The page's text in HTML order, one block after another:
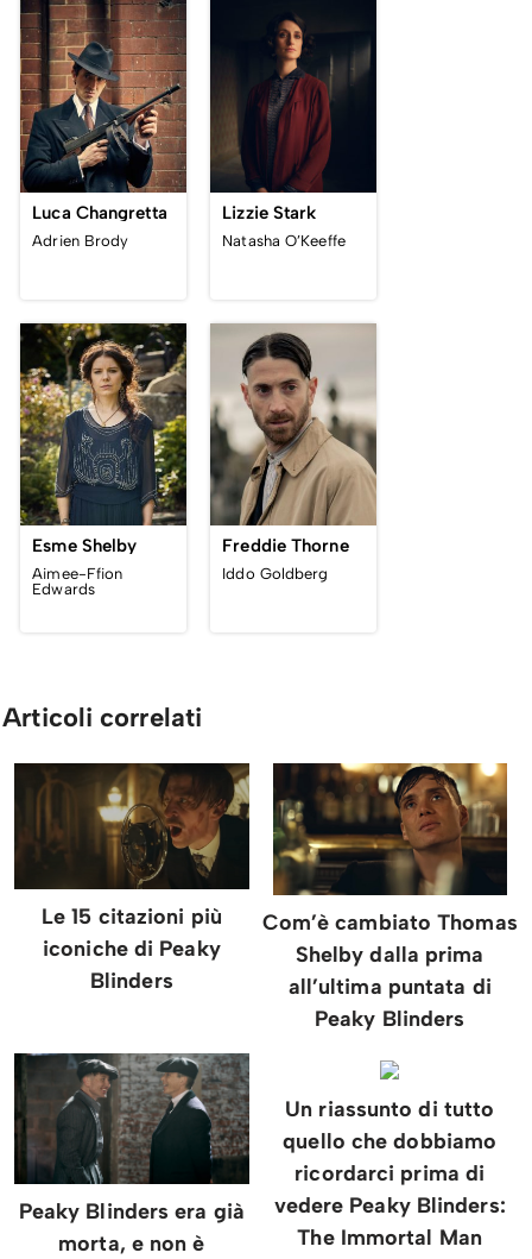
Luca Changretta
Adrien Brody
Lizzie Stark
Natasha O’Keeffe
Esme Shelby
Aimee-Ffion
Edwards
Freddie Thorne
Iddo Goldberg
Articoli correlati
Le 15 citazioni più
iconiche di Peaky
Blinders
Com’è cambiato Thomas
Shelby dalla prima
all’ultima puntata di
Peaky Blinders
Peaky Blinders era già
morta, e non è
Un riassunto di tutto
quello che dobbiamo
ricordarci prima di
vedere Peaky Blinders:
The Immortal Man